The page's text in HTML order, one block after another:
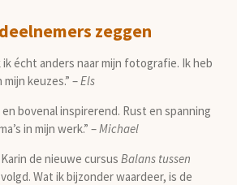
zeggen
écht anders naar mijn fotografie. Ik heb
keuzes.” –Els
bovenal inspirerend. Rust en spanning
in mijn werk.” –Michael
de nieuwe cursus Balans tussen
Wat ik bijzonder waardeer, is de